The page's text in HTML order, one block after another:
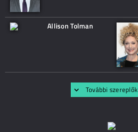
Allison Tolman
További szereplők